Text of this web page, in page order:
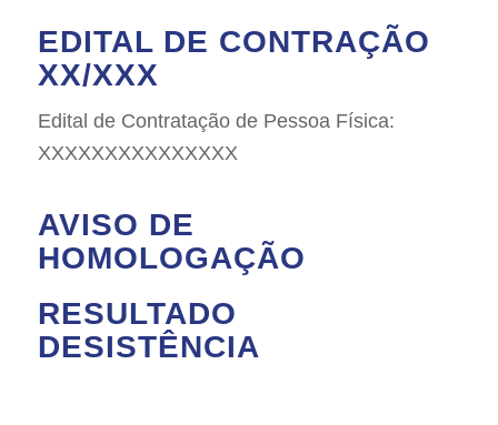
EDITAL DE CONTRAÇÃO
XX/XXX
Edital de Contratação de Pessoa Física:
XXXXXXXXXXXXXXX
AVISO DE
HOMOLOGAÇÃO
RESULTADO
DESISTÊNCIA